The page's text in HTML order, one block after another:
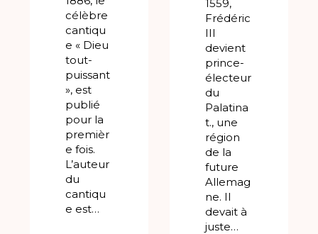
célèbre
cantiqu
e « Dieu
tout-
puissant
», est
publié
pour la
premièr
e fois.
L’auteur
du
cantiqu
e est…
1559,
Frédéric
III
devient
prince-
électeur
du
Palatina
t., une
région
de la
future
Allemag
ne. Il
devait à
juste…